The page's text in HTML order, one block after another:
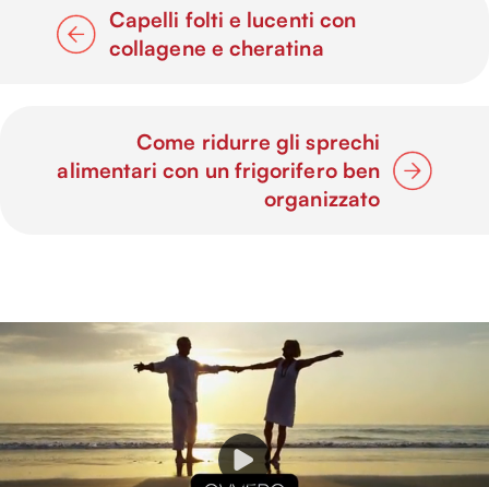
Capelli folti e lucenti con
collagene e cheratina
Come ridurre gli sprechi
alimentari con un frigorifero ben
organizzato